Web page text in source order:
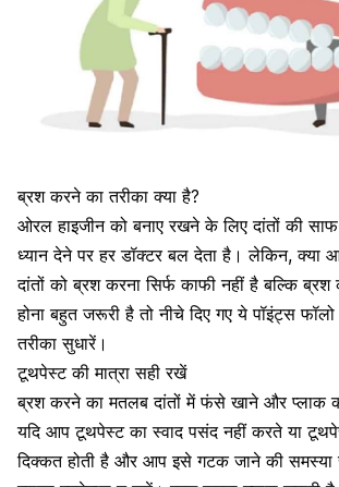
ब्रश करने का तरीका क्या है?
ओरल हाइजीन को बनाए रखने के लिएदांतों की
ध्यान देने पर हर डॉक्टर बल देता है। लेकिन, क्या
दांतों कोब्रश करना सिर्फ काफी नहीं है बल्कि ब्रश
होना बहुत जरूरी है तो नीचे दिए गए ये पॉइंट्स
तरीका सुधारें।
टूथपेस्ट की मात्रा सही रखें
ब्रश करने का मतलबदांतों में फंसे खाने और प्लाक
यदि आप टूथपेस्ट का स्वाद पसंद नहीं करते या
दिक्कत होती है और आप इसे गटक जाने की समस्या